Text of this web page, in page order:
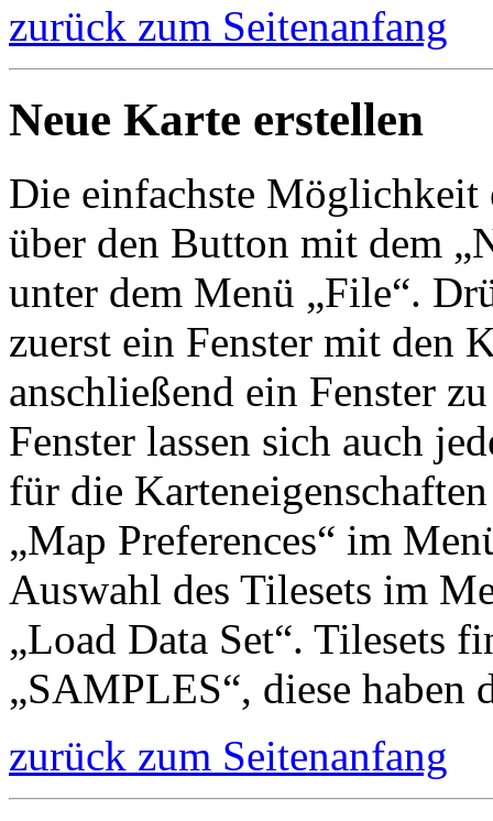
zurück zum Seitenanfang
Neue Karte erstellen
Die einfachste Möglichkeit
über den Button mit dem
unter dem Menü „File“.
zuerst ein Fenster mit den
anschließend ein Fenster
Fenster lassen sich auch
für die
„Map Preferences“ im
Auswahl des Tilesets im
„Load Data Set“. Tilesets
„SAMPLES“, diese haben
zurück zum Seitenanfang